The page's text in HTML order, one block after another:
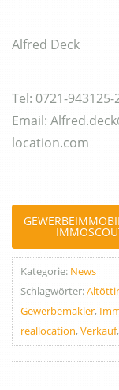
Alfred Deck
Tel: 0721-943125-
Email:
location.com
Kategorie: News
Schlagwörter:
Gewerbemakler,
reallocation, Verkauf,